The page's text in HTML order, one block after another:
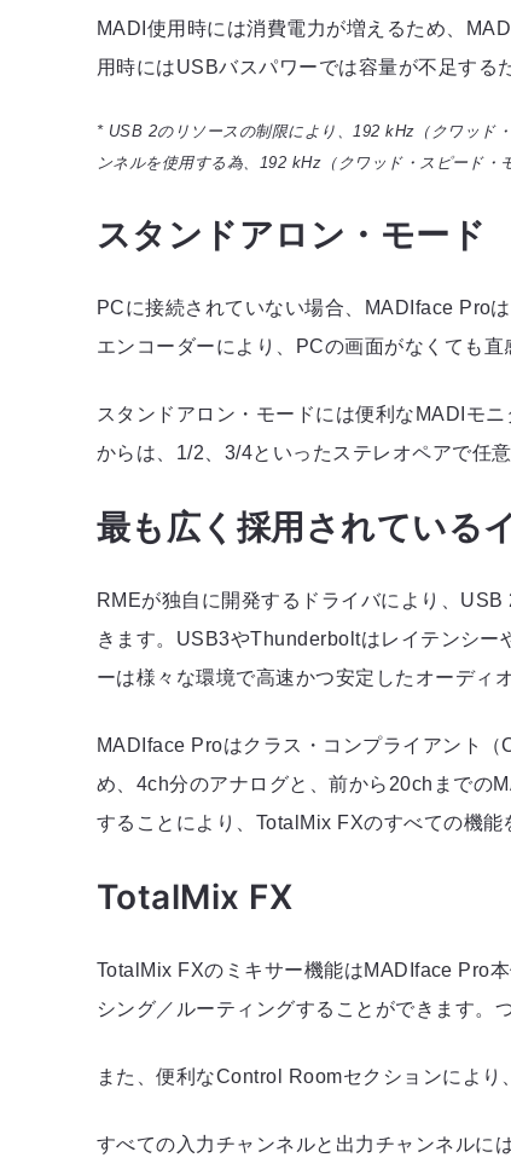
MADI使用時には消費電力が増えるため、
用時にはUSBバスパワーでは容量が不足する
* USB 2のリソースの制限により、192 kHz（クワッド
ンネルを使用する為、192 kHz（クワッド・スピード
スタンドアロン・モード
PCに接続されていない場合、MADIface Pro
エンコーダーにより、PCの画面がなくても直
スタンドアロン・モードには便利なMADIモ
からは、1/2、3/4といったステレオペアで任
最も広く採用されている
RMEが独自に開発するドライバにより、
きます。USB3やThunderboltはレイテンシー
ーは様々な環境で高速かつ安定したオーディ
MADIface Proはクラス・コンプライアント
め、4ch分のアナログと、前から20chまでの
することにより、TotalMix FXのすべての機能
TotalMix FX
TotalMix FXのミキサー機能はMADIface Pro
シング／ルーティングすることができます。
また、便利なControl Roomセクションによ
すべての入力チャンネルと出力チャンネルに